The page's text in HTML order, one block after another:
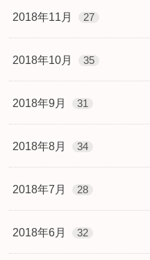
2018年11月 27
2018年10月 35
2018年9月 31
2018年8月 34
2018年7月 28
2018年6月 32